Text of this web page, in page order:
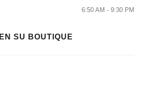
6:50 AM - 9:30 PM
EN SU BOUTIQUE